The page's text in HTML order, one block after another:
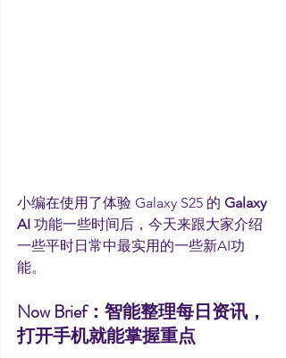
小编在使用了体验 Galaxy S25 的 Galaxy
AI 功能一些时间后，今天来跟大家介绍
一些平时日常中最实用的一些新AI功
能。
Now Brief：智能整理每日资讯，
打开手机就能掌握重点